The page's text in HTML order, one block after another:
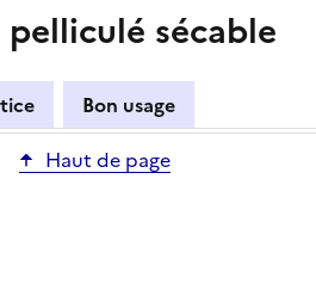
sécable
Bon usage
Haut de page